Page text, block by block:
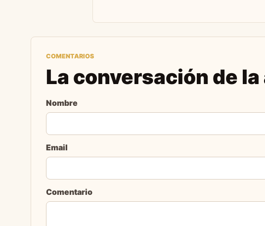
COMENTARIOS
La conversación de
Nombre
Email
Comentario